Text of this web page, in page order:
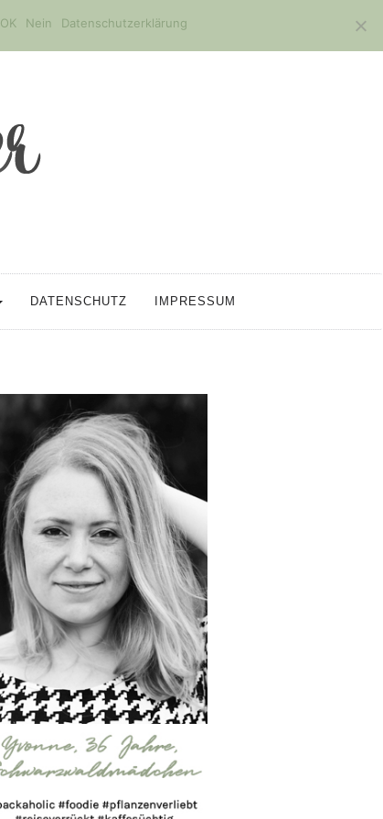
DATENSCHUTZ IMPRESSUM
OK Nein Datenschutzerklärung